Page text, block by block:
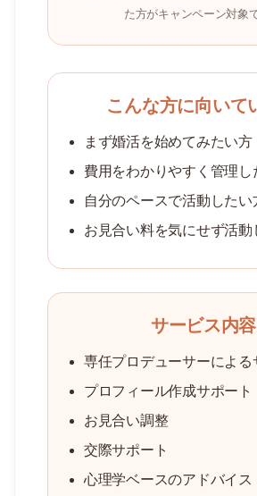
た方がキャンペーン対象
こんな方に向いて
まず婚活を始めてみたい方
費用をわかりやすく管理し
自分のペースで活動したい
お見合い料を気にせず活動
サービス内容
専任プロデューサーによる
プロフィール作成サポート
お見合い調整
交際サポート
心理学ベースのアドバイス